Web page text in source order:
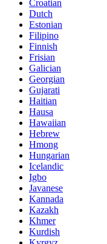
Croatian
Dutch
Estonian
Filipino
Finnish
Frisian
Galician
Georgian
Gujarati
Haitian
Hausa
Hawaiian
Hebrew
Hmong
Hungarian
Icelandic
Igbo
Javanese
Kannada
Kazakh
Khmer
Kurdish